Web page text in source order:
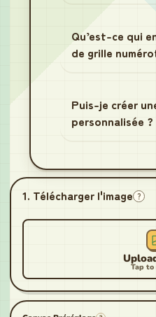
1. Télécharger l'image ?
Qu’est-ce qui
de grille
Puis-je créer
personnalisée ?